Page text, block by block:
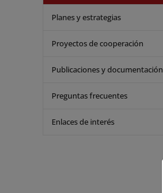
Planes y estrategias
Proyectos de cooperación
Publicaciones y documentación
Preguntas frecuentes
Enlaces de interés